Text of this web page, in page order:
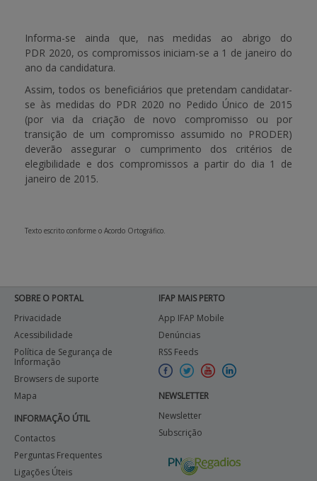
Informa-se ainda que, nas medidas ao abrigo do
PDR 2020, os compromissos iniciam-se a 1 de janeiro do
ano da candidatura.
Assim,todos os beneficiários que pretendam candidatar-
se às medidas do PDR 2020 no Pedido Único de 2015
(por via da criação de novo compromisso ou por
transição de um compromisso assumido no PRODER)
deverão assegurar o cumprimento dos critérios de
elegibilidade e dos compromissos a partir do dia 1 de
janeiro de 2015.
Texto escrito conforme o Acordo Ortográfico.
SOBRE O PORTAL
Privacidade
Acessibilidade
Política de Segurança de
Informação
Browsers de suporte
Mapa
INFORMAÇÃO ÚTIL
Contactos
Perguntas Frequentes
Ligações Úteis
IFAP MAIS PERTO
App IFAP Mobile
Denúncias
RSS Feeds
NEWSLETTER
Newsletter
Subscrição